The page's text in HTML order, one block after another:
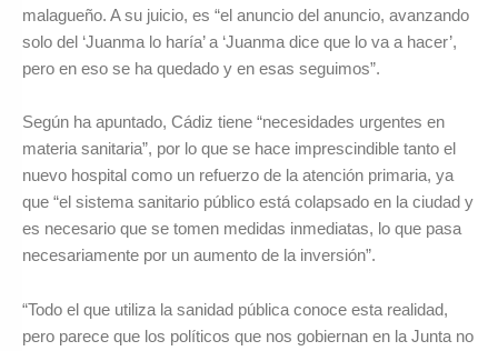
malagueño. A su juicio, es “el anuncio del anuncio, avanzando
solo del ‘Juanma lo haría’ a ‘Juanma dice que lo va a hacer’,
pero en eso se ha quedado y en esas seguimos”.
Según ha apuntado, Cádiz tiene “necesidades urgentes en
materia sanitaria”, por lo que se hace imprescindible tanto el
nuevo hospital como un refuerzo de la atención primaria, ya
que “el sistema sanitario público está colapsado en la ciudad y
es necesario que se tomen medidas inmediatas, lo que pasa
necesariamente por un aumento de la inversión”.
“Todo el que utiliza la sanidad pública conoce esta realidad,
pero parece que los políticos que nos gobiernan en la Junta no